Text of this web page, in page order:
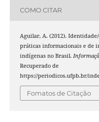
COMO CITAR
Aguilar, A. (2012).
práticas informacionais e de
indígenas no Brasil.
Recuperado de
https://periodicos.ufpb.br/
Fomatos de Citação